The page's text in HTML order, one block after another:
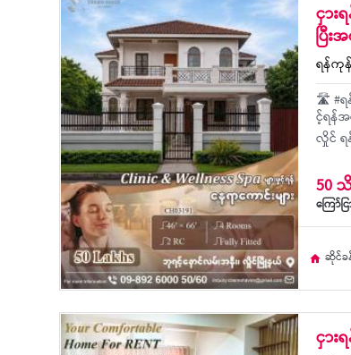
ငှား
ပြီး
ရန်ကု
🛣 #ရ
င့်ရန်
လှိုင် ရ
50
ကြော်င
ဆိုင်ခန်
ငှာ